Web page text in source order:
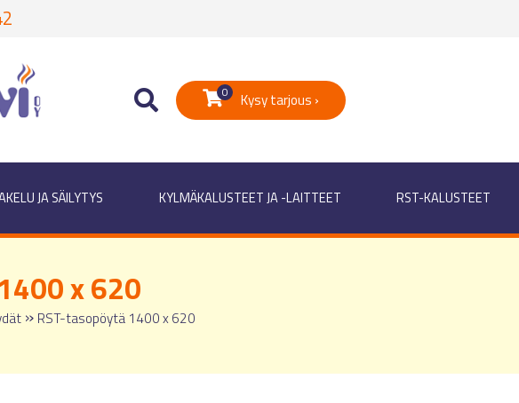
0 Kysy tarjous ›
JA SÄILYTYS KYLMÄKALUSTEET JA -LAITTEET RST-KALUSTEET
x 620
» RST-tasopöytä 1400 x 620